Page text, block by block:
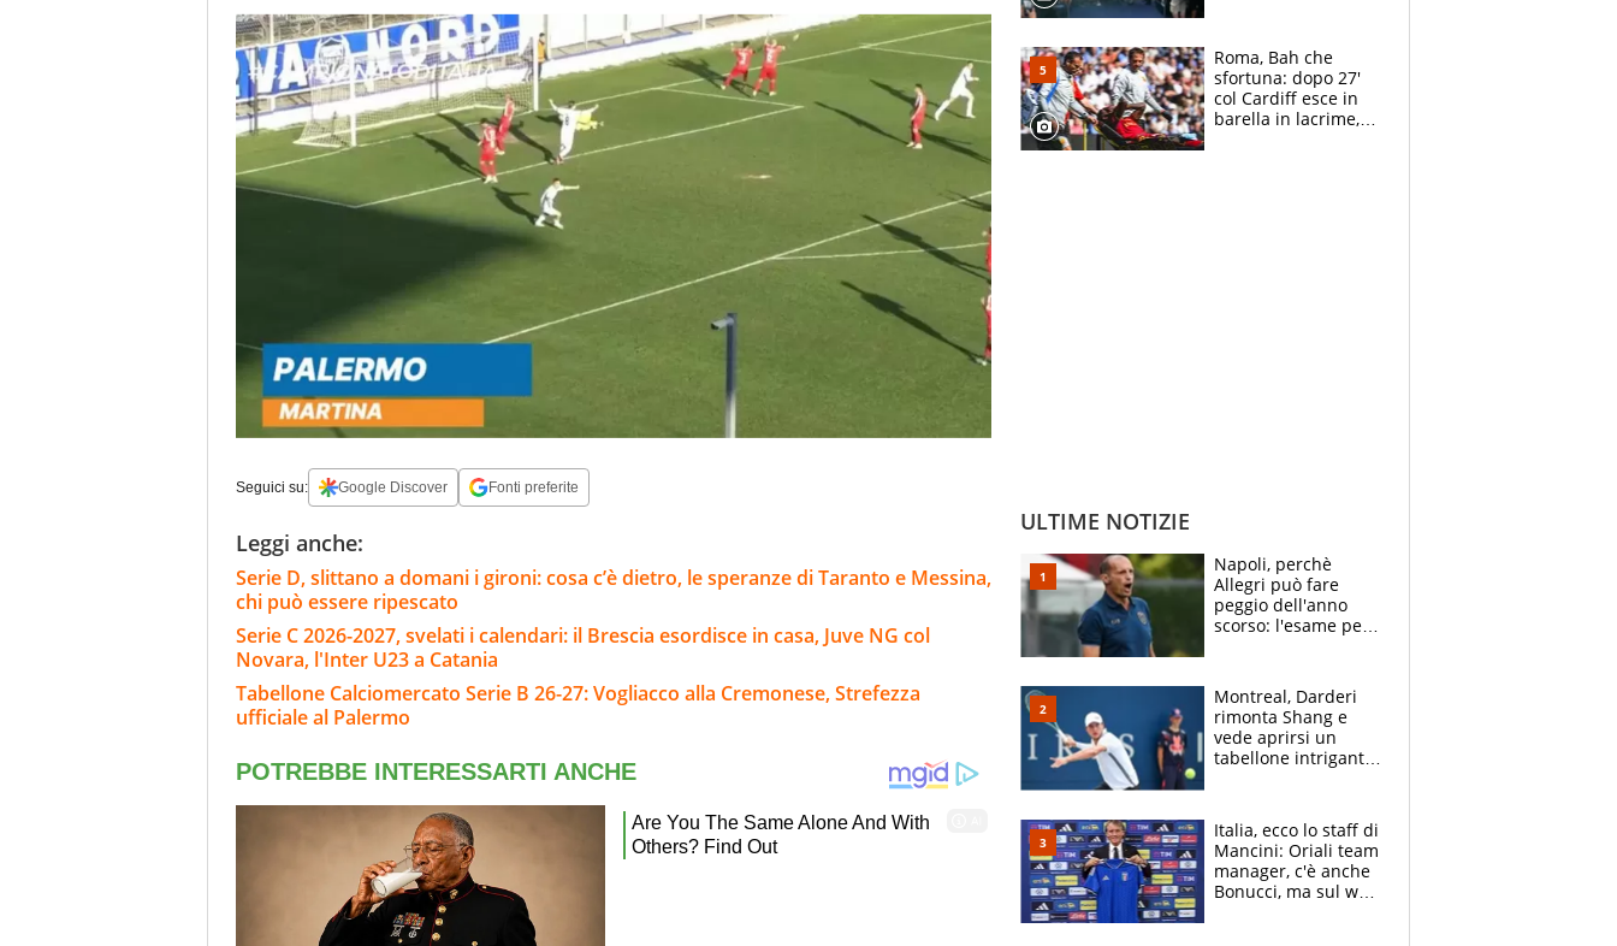
Seguici su: Google Discover Fonti preferite
Leggi anche:
Serie D, slittano a domani i gironi: cosa c’è dietro, le speranze di Taranto e Messina,
chi può essere ripescato
Serie C 2026-2027, svelati i calendari: il Brescia esordisce in casa, Juve NG col
Novara, l'Inter U23 a Catania
Tabellone Calciomercato Serie B 26-27: Vogliacco alla Cremonese, Strefezza
ufficiale al Palermo
Roma, Bah che
sfortuna: dopo 27'
col Cardiff esce in
barella in lacrime,
ULTIME NOTIZIE
Napoli, perchè
Allegri può fare
peggio dell'anno
scorso: l'esame per
Monopoly
Montreal, Darderi
rimonta Shang e
vede aprirsi un
tabellone intrigante:
felice del mio livello"
Italia, ecco lo staff di
Mancini: Oriali team
manager, c'è anche
Bonucci, ma sul web